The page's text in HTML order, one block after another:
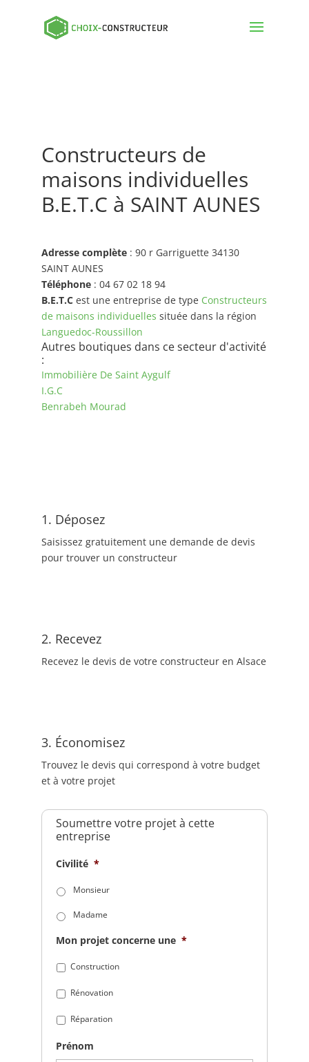
Constructeurs de
maisons individuelles
B.E.T.C à SAINT AUNES
Adresse complète: 90 r Garriguette 34130
SAINT AUNES
Téléphone: 04 67 02 18 94
B.E.T.Cest une entreprise de type Constructeurs
de maisons individuelles située dans la région
Languedoc-Roussillon
Autres boutiques dans ce secteur d'activité
:
Immobilière De Saint Aygulf
I.G.C
Benrabeh Mourad
1. Déposez
Saisissez gratuitement une demande de devis
pour trouver un constructeur
2. Recevez
Recevez le devis de votre constructeur en Alsace
3. Économisez
Trouvez le devis qui correspond à votre budget
et à votre projet
Soumettre votre projet à cette
entreprise
Civilité *
Monsieur
Madame
Mon projet concerne une *
Construction
Rénovation
Réparation
Prénom